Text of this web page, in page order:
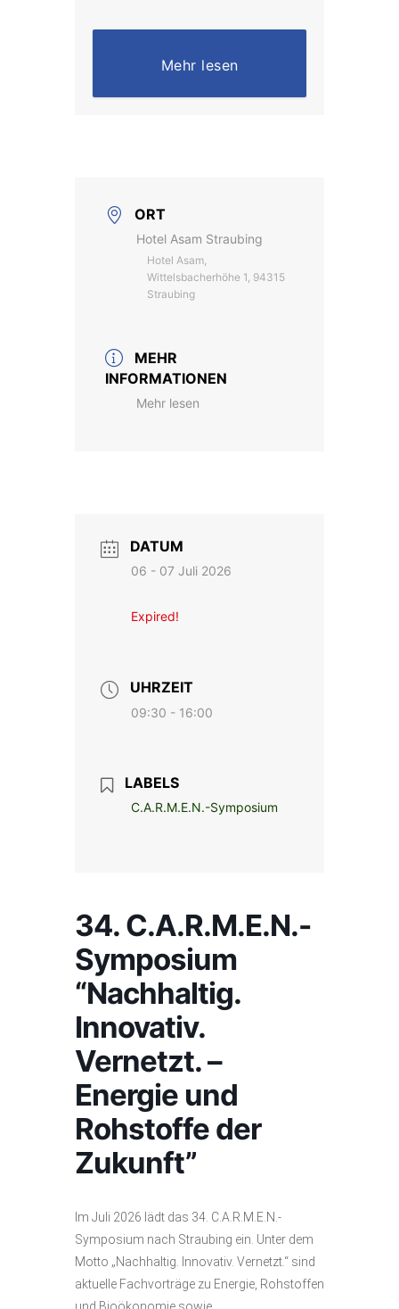
Mehr lesen
ORT
Hotel Asam Straubing
Hotel Asam,
Wittelsbacherhöhe 1, 94315
Straubing
MEHR
INFORMATIONEN
Mehr lesen
DATUM
06 - 07 Juli 2026
Expired!
UHRZEIT
09:30 - 16:00
LABELS
C.A.R.M.E.N.-Symposium
34. C.A.R.M.E.N.-
Symposium
“Nachhaltig.
Innovativ.
Vernetzt. –
Energie und
Rohstoffe der
Zukunft”
Im Juli 2026 lädt das 34. C.A.R.M.E.N.-
Symposium nach Straubing ein. Unter dem
Motto „Nachhaltig. Innovativ. Vernetzt.“ sind
aktuelle Fachvorträge zu Energie, Rohstoffen